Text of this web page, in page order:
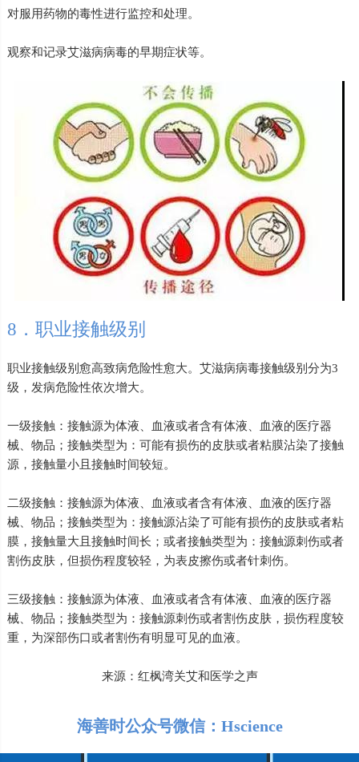
对服用药物的毒性进行监控和处理。
观察和记录艾滋病病毒的早期症状等。
8．职业接触级别
职业接触级别愈高致病危险性愈大。艾滋病病毒接触级别分为3
级，发病危险性依次增大。
一级接触：接触源为体液、血液或者含有体液、血液的医疗器
械、物品；接触类型为：可能有损伤的皮肤或者粘膜沾染了接触
源，接触量小且接触时间较短。
二级接触：接触源为体液、血液或者含有体液、血液的医疗器
械、物品；接触类型为：接触源沾染了可能有损伤的皮肤或者粘
膜，接触量大且接触时间长；或者接触类型为：接触源刺伤或者
割伤皮肤，但损伤程度较轻，为表皮擦伤或者针刺伤。
三级接触：接触源为体液、血液或者含有体液、血液的医疗器
械、物品；接触类型为：接触源刺伤或者割伤皮肤，损伤程度较
重，为深部伤口或者割伤有明显可见的血液。
来源：红枫湾关艾和医学之声
海善时公众号微信：Hscience